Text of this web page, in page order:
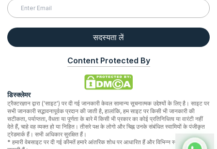
सदस्यता लें
Content Protected By
डिस्क्लेमर
ट्रैक्टरज्ञान द्वारा ('साइट') पर दी गई जानकारी केवल सामान्य सूचनात्मक उद्देश्यों के लिए है। साइट पर
सभी जानकारी सद्भावनापूर्वक प्रदान की जाती है, हालांकि, हम साइट पर किसी भी जानकारी की
सटीकता, पर्याप्तता, वैधता या पूर्णता के बारे में किसी भी प्रकार का कोई प्रतिनिधित्व या वारंटी नहीं
देते हैं, चाहे वह व्यक्त हो या निहित। तीसरे पक्ष के लोगो और चिह्न उनके संबंधित स्वामियों के पंजीकृत
ट्रेडमार्क हैं। सभी अधिकार सुरक्षित हैं।
* हमारी वेबसाइट पर दी गई कीमतें हमारे आंतरिक शोध पर आधारित हैं और विभिन्न स्थानों पर भिन्न हो